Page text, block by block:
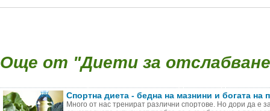
Още от "Диети за
Спортна диета - бедна на мазнини и богата на
Много от нас тренират различни спортове. Но дори да е